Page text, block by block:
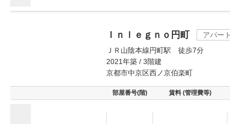
Ｉｎｌｅｇｎｏ円町
アパー
ＪＲ山陰本線円町駅 徒歩7分
2021年築 / 3階建
京都市中京区西ノ京伯楽町
部屋番号(階) 賃料 (管理費等)